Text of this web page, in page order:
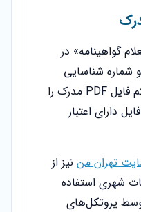
گواهینامه» در
شماره شناسایی
گواهینامه را وارد کنید. سیستم فایل PDF مدرک را
دارای اعتبار
تهران من نیز از
شهری استفاده
پروتکل‌های